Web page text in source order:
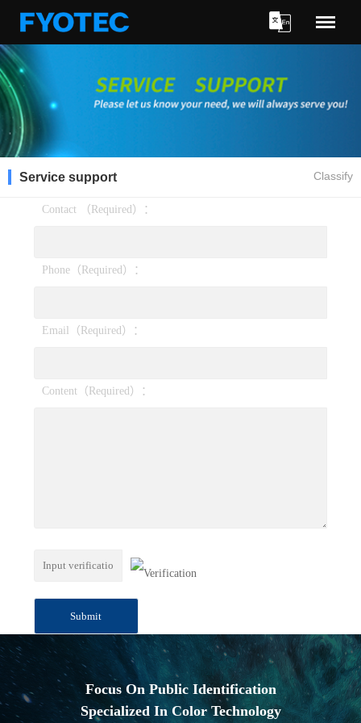
Service support Classify
Contact （Required）：
Phone（Required）：
Email（Required）：
Content（Required）：
Focus On Public Identification
Specialized In Color Technology